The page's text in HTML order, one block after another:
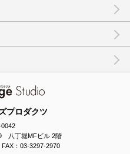
プロダクツ
八丁堀MFビル 2階
：03-3297-2970